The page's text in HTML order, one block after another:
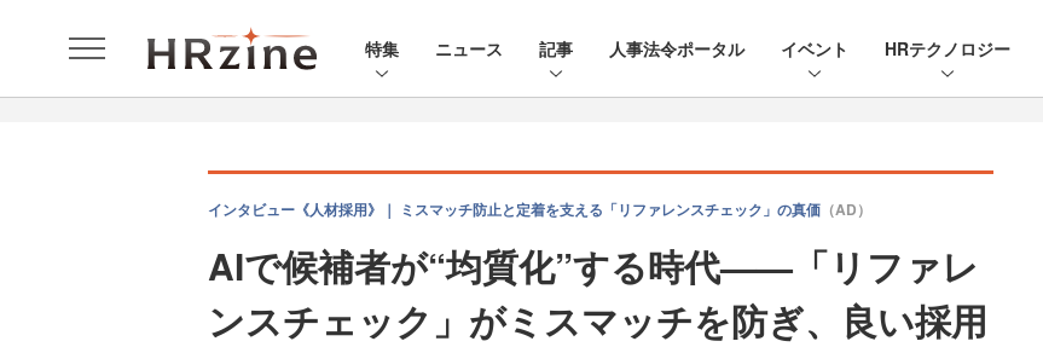
特集 ニュース 記事 人事法令ポータル イベント HRテクノロジー
インタビュー《人材採用》｜ ミスマッチ防止と定着を支える「リファレンスチェック」の真価 （AD）
AIで候補者が“均質化”する時代——「リファレ
ンスチェック」がミスマッチを防ぎ、良い採用